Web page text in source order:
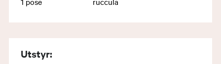
Utstyr: